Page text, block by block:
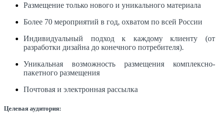
Размещение только нового и уникального материала
Более 70 мероприятий в год, охватом по всей России
Индивидуальный подход к каждому клиенту (от
разработки дизайна до конечного потребителя).
Уникальная возможность размещения комплексно-
пакетного размещения
Почтовая и электронная рассылка
Целевая аудитория: